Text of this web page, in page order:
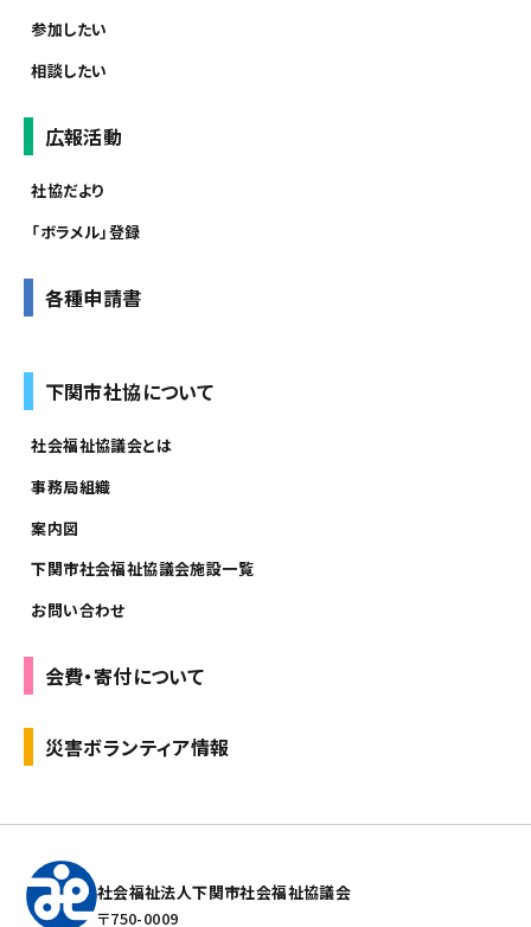
参加したい
相談したい
広報活動
社協だより
「ボラメル」登録
各種申請書
下関市社協について
社会福祉協議会とは
事務局組織
案内図
下関市社会福祉協議会施設一覧
お問い合わせ
会費・寄付について
災害ボランティア情報
社会福祉法人下関市社会福祉協議会
〒750-0009